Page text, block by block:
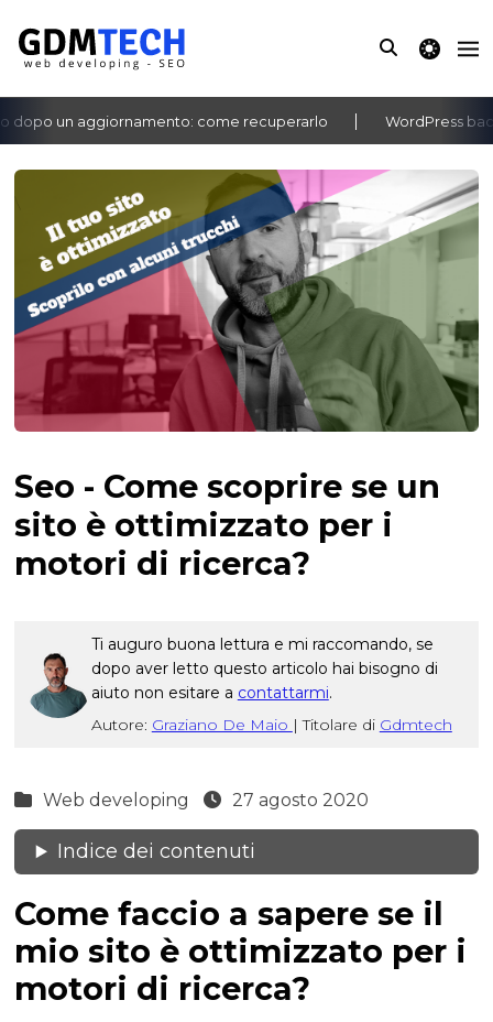
theme
un aggiornamento: come recuperarlo WordPress
‹ ›
Seo - Come scoprire se un
sito è ottimizzato per i
motori di ricerca?
Ti auguro buona lettura e mi raccomando, se
dopo aver letto questo articolo hai bisogno di
aiuto non esitare a contattarmi.
Autore: Graziano De Maio | Titolare di Gdmtech
Web developing 27 agosto 2020
Indice dei contenuti
Come faccio a sapere se il
mio sito è ottimizzato per i
motori di ricerca?